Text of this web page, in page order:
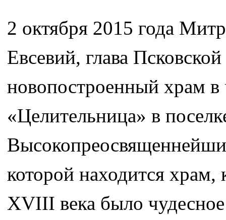
2 октября 2015 года
Евсевий, глава
новопостроенный храм
«Целительница» в
которой находится храм,
XVIII века было